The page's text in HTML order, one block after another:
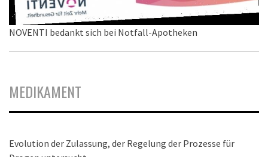
NOVENTI bedankt sich bei Notfall-Apotheken
MEDIKAMENT
Evolution der Zulassung, der Regelung der Prozesse für